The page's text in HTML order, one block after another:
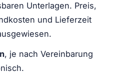
Unterlagen. Preis,
und Lieferzeit
, je nach Vereinbarung